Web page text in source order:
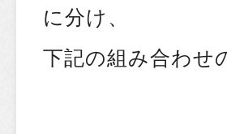
に分け、
下記の組み合わせ